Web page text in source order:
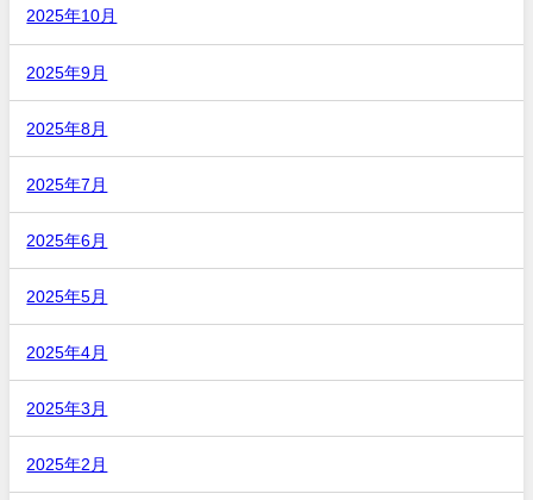
2025年10月
2025年9月
2025年8月
2025年7月
2025年6月
2025年5月
2025年4月
2025年3月
2025年2月